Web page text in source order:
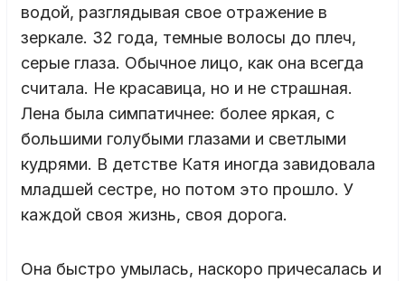
водой, разглядывая свое отражение в
зеркале. 32 года, темные волосы до плеч,
серые глаза. Обычное лицо, как она всегда
считала. Не красавица, но и не страшная.
Лена была симпатичнее: более яркая, с
большими голубыми глазами и светлыми
кудрями. В детстве Катя иногда завидовала
младшей сестре, но потом это прошло. У
каждой своя жизнь, своя дорога.
Она быстро умылась, наскоро причесалась и